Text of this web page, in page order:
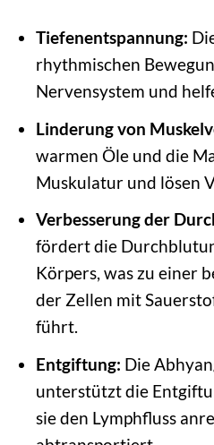
Tiefenentspannung:
rhythmischen
Nervensystem und
Linderung von
warmen Öle und die
Muskulatur und lösen
Verbesserung der
fördert die
Körpers, was zu einer
der Zellen mit
führt.
Entgiftung: Die
unterstützt die
sie den Lymphfluss